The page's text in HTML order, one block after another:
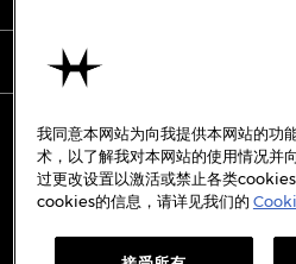
使用条款
备案号:沪ICP备19045273号-7
我同意本网站为向我提供本网站的功
术，以了解我对本网站的使用情况并
过更改设置以激活或禁止各类
cookies的信息，请详见我们的